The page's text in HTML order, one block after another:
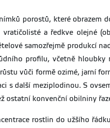
porostů, které obrazem
a ředkve olejné
samozřejmě produkcí
profilu, včetně
vůči formě ozimé, jarní
s další meziplodinou. S
ostatní konvenční obilniny
rostlin do užšího